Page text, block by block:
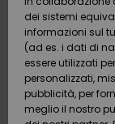
SURF
SNOW
OUTLET
dei sistemi
informazioni sul
(ad es. i dati di
essere utilizzati
personalizzati,
pubblicità, per
meglio il nostro